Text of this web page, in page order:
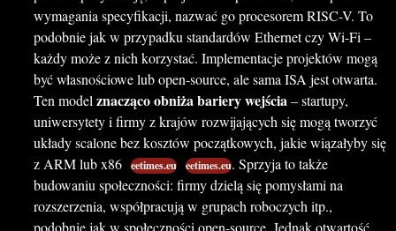
wymagania specyfikacji, nazwać go procesorem RISC-V. To
podobnie jak w przypadku standardów Ethernet czy Wi-Fi –
każdy może z nich korzystać. Implementacje projektów mogą
być własnościowe lub open-source, ale sama ISA jest otwarta.
Ten modelznacząco obniża bariery wejścia– startupy,
uniwersytety i firmy z krajów rozwijających się mogą tworzyć
układy scalone bez kosztów początkowych, jakie wiązałyby się
z ARM lub x86 eetimes.eu eetimes.eu. Sprzyja to także
budowaniu społeczności: firmy dzielą się pomysłami na
rozszerzenia, współpracują w grupach roboczych itp.,